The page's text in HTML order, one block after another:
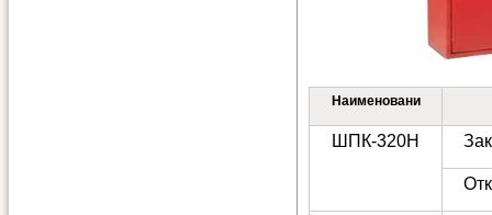
Наименовани
ШПК-320Н